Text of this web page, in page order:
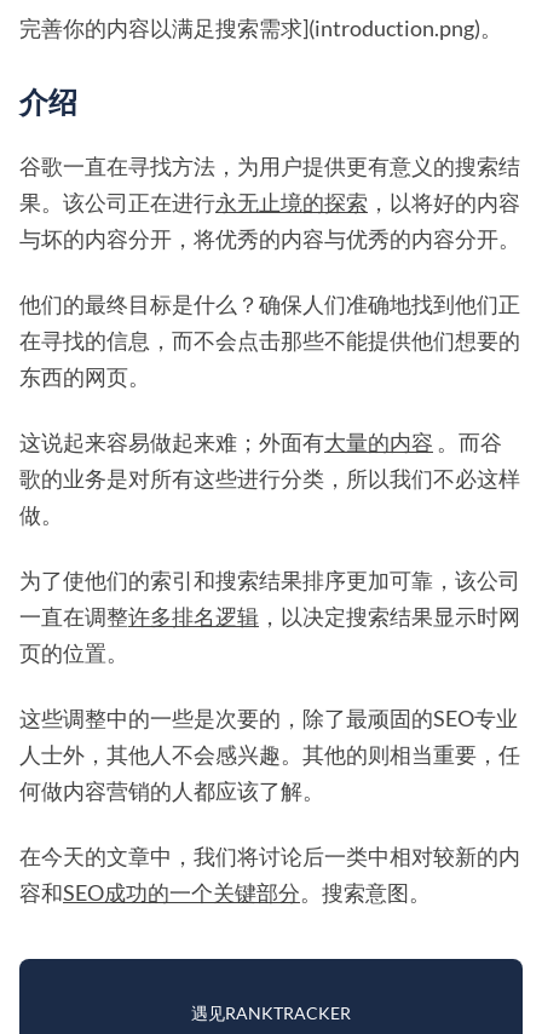
完善你的内容以满足搜索需求](introduction.png)。
介绍
谷歌一直在寻找方法，为用户提供更有意义的搜索结
果。该公司正在进行永无止境的探索 ，以将好的内容
与坏的内容分开，将优秀的内容与优秀的内容分开。
他们的最终目标是什么？确保人们准确地找到他们正
在寻找的信息，而不会点击那些不能提供他们想要的
东西的网页。
这说起来容易做起来难；外面有大量的内容 。而谷
歌的业务是对所有这些进行分类，所以我们不必这样
做。
为了使他们的索引和搜索结果排序更加可靠，该公司
一直在调整许多排名逻辑 ，以决定搜索结果显示时网
页的位置。
这些调整中的一些是次要的，除了最顽固的SEO专业
人士外，其他人不会感兴趣。其他的则相当重要，任
何做内容营销的人都应该了解。
在今天的文章中，我们将讨论后一类中相对较新的内
容和SEO成功的一个关键部分。搜索意图。
遇见RANKTRACKER